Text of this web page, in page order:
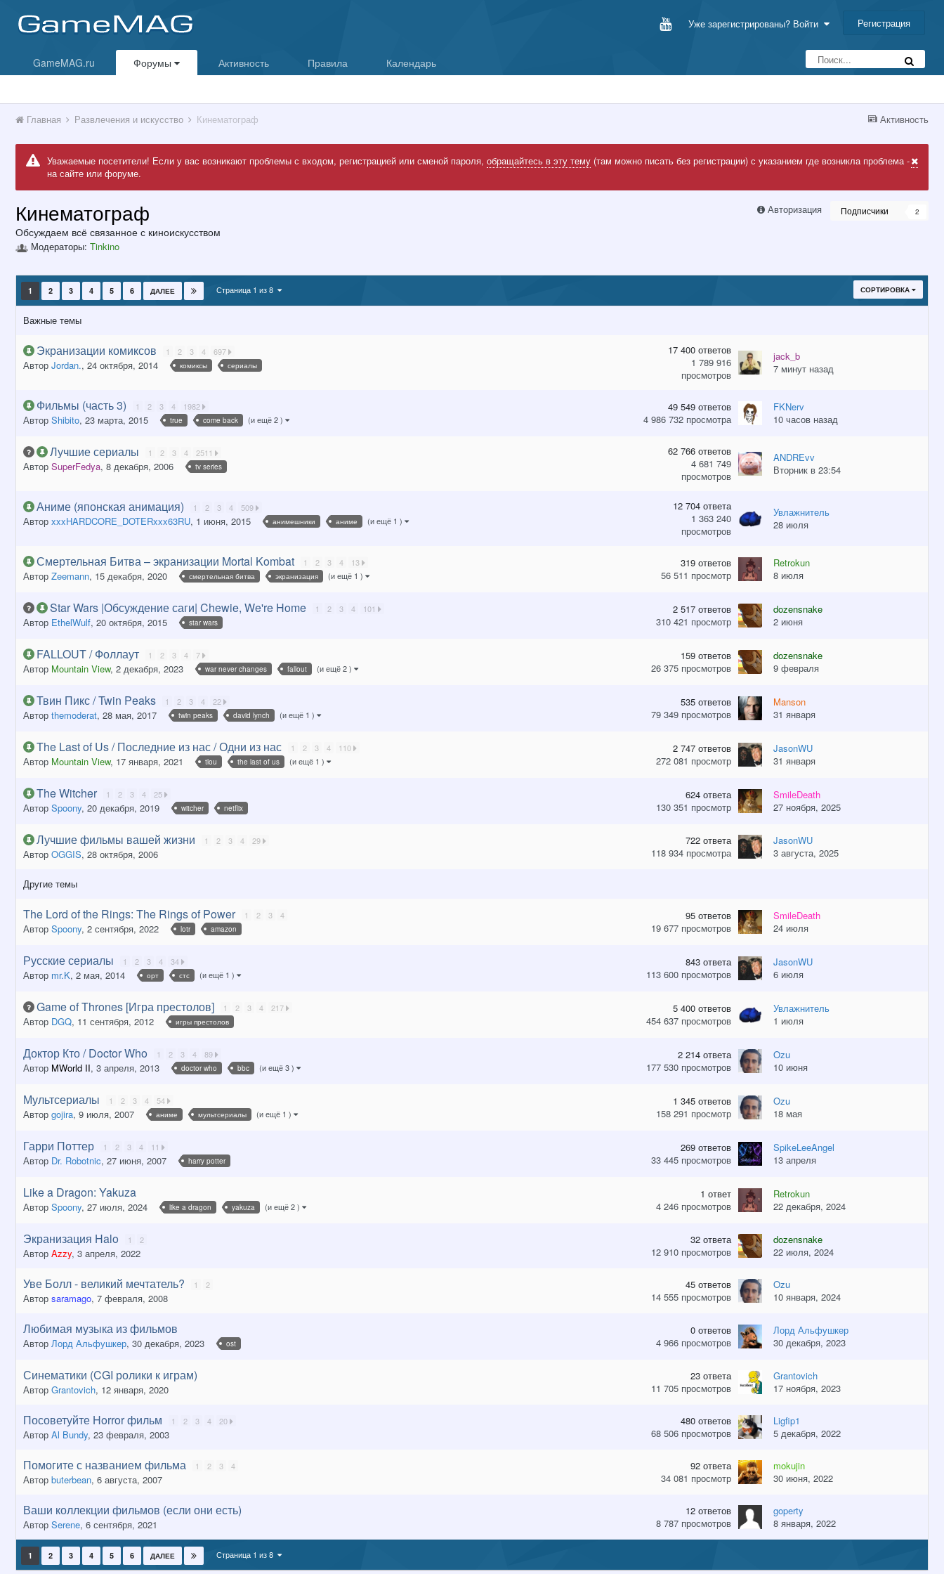
Уже зарегистрированы? Войти Регистрация
GameMAG.ru Форумы Активность Правила Календарь
Активность
Главная Развлечения и искусство Кинематограф
Уважаемые посетители! Если у вас возникают проблемы с входом, регистрацией или сменой пароля, обращайтесь в эту тему(там можно писать без регистрации) с указанием где возникла проблема -
на сайте или форуме.
Кинематограф Авторизация Подписчики 2
Обсуждаем всё связанное с киноискусством
Модераторы: Tinkino
СОРТИРОВКА
1 2 3 4 5 6 ДАЛЕЕ Страница 1 из 8
Важные темы
Экранизации комиксов 1 2 3 4 697
Автор Jordan., 24 октября, 2014 комиксы сериалы
17 400 ответов
1 789 916
просмотров
jack_b
7 минут назад
Фильмы (часть 3) 1 2 3 4 1982
Автор Shibito, 23 марта, 2015 true come back (и ещё 2 )
49 549 ответов
4 986 732 просмотра
FKNerv
10 часов назад
Лучшие сериалы 1 2 3 4 2511
Автор SuperFedya, 8 декабря, 2006 tv series
62 766 ответов
4 681 749
просмотров
ANDREvv
Вторник в 23:54
Аниме (японская анимация) 1 2 3 4 509
Автор xxxHARDCORE_DOTERxxx63RU, 1 июня, 2015 анимешники аниме (и ещё 1 )
12 704 ответа
1 363 240
просмотров
Увлажнитель
28 июля
Смертельная Битва – экранизации Mortal Kombat 1 2 3 4 13
Автор Zeemann, 15 декабря, 2020 смертельная битва экранизация (и ещё 1 )
319 ответов
56 511 просмотр
Retrokun
8 июля
Star Wars |Обсуждение саги| Chewie, We're Home 1 2 3 4 101
Автор EthelWulf, 20 октября, 2015 star wars
2 517 ответов
310 421 просмотр
dozensnake
2 июня
FALLOUT / Фоллаут 1 2 3 4 7
Автор Mountain View, 2 декабря, 2023 war never changes fallout (и ещё 2 )
159 ответов
26 375 просмотров
dozensnake
9 февраля
Твин Пикс / Twin Peaks 1 2 3 4 22
Автор themoderat, 28 мая, 2017 twin peaks david lynch (и ещё 1 )
535 ответов
79 349 просмотров
Manson
31 января
The Last of Us / Последние из нас / Одни из нас 1 2 3 4 110
Автор Mountain View, 17 января, 2021 tlou the last of us (и ещё 1 )
2 747 ответов
272 081 просмотр
JasonWU
31 января
The Witcher 1 2 3 4 25
Автор Spoony, 20 декабря, 2019 witcher netflix
624 ответа
130 351 просмотр
SmilеDeath
27 ноября, 2025
Лучшие фильмы вашей жизни 1 2 3 4 29
Автор OGGIS, 28 октября, 2006
722 ответа
118 934 просмотра
JasonWU
3 августа, 2025
Другие темы
The Lord of the Rings: The Rings of Power 1 2 3 4
Автор Spoony, 2 сентября, 2022 lotr amazon
95 ответов
19 677 просмотров
SmilеDeath
24 июля
Русские сериалы 1 2 3 4 34
Автор mr.K, 2 мая, 2014 орт стс (и ещё 1 )
843 ответа
113 600 просмотров
JasonWU
6 июля
Game of Thrones [Игра престолов] 1 2 3 4 217
Автор DGQ, 11 сентября, 2012 игры престолов
5 400 ответов
454 637 просмотров
Увлажнитель
1 июля
Доктор Кто / Doctor Who 1 2 3 4 89
Автор MWorld II, 3 апреля, 2013 doctor who bbc (и ещё 3 )
2 214 ответа
177 530 просмотров
Ozu
10 июня
Мультсериалы 1 2 3 4 54
Автор gojira, 9 июля, 2007 аниме мультсериалы (и ещё 1 )
1 345 ответов
158 291 просмотр
Ozu
18 мая
Гарри Поттер 1 2 3 4 11
Автор Dr. Robotnic, 27 июня, 2007 harry potter
269 ответов
33 445 просмотров
SpikeLeeAngel
13 апреля
Like a Dragon: Yakuza
Автор Spoony, 27 июля, 2024 like a dragon yakuza (и ещё 2 )
1 ответ
4 246 просмотров
Retrokun
22 декабря, 2024
Экранизация Halo 1 2
Автор Azzy, 3 апреля, 2022
32 ответа
12 910 просмотров
dozensnake
22 июля, 2024
Уве Болл - великий мечтатель? 1 2
Автор saramago, 7 февраля, 2008
45 ответов
14 555 просмотров
Ozu
10 января, 2024
Любимая музыка из фильмов
Автор Лорд Альфушкер, 30 декабря, 2023 ost
0 ответов
4 966 просмотров
Лорд Альфушкер
30 декабря, 2023
Синематики (CGI ролики к играм)
Автор Grantovich, 12 января, 2020
23 ответа
11 705 просмотров
Grantovich
17 ноября, 2023
Посоветуйте Horror фильм 1 2 3 4 20
Автор Al Bundy, 23 февраля, 2003
480 ответов
68 506 просмотров
Ligfip1
5 декабря, 2022
Помогите с названием фильма 1 2 3 4
Автор buterbean, 6 августа, 2007
92 ответа
34 081 просмотр
mokujin
30 июня, 2022
Ваши коллекции фильмов (если они есть)
Автор Serene, 6 сентября, 2021
12 ответов
8 787 просмотров
goperty
8 января, 2022
1 2 3 4 5 6 ДАЛЕЕ Страница 1 из 8